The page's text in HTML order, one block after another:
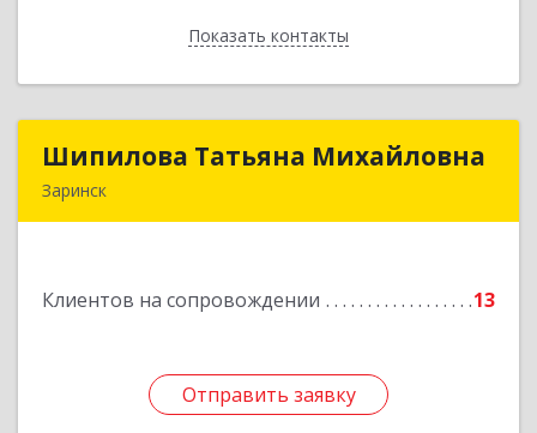
Показать контакты
Назад
Шипилова Татьяна Михайловна
Заринск
Клиентов на сопровождении 13
Отправить заявку
Шипилова Татьяна Михайловна
Отправить заявку